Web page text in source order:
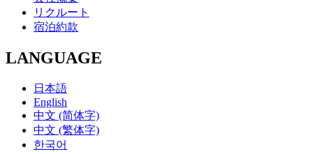
リクルート
宿泊約款
LANGUAGE
日本語
English
中文 (简体字)
中文 (繁体字)
한국어